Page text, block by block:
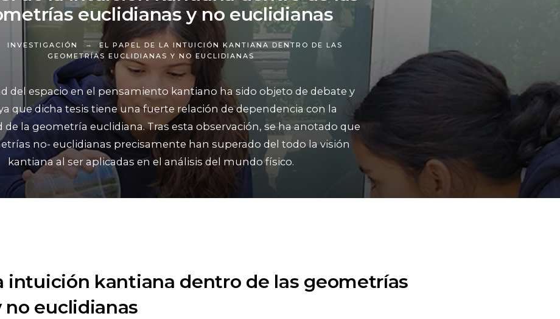
euclidianas y no euclidianas
INVESTIGACIÓN
EL PAPEL DE LA INTUICIÓN KANTIANA DENTRO DE LAS
GEOMETRÍAS EUCLIDIANAS Y NO EUCLIDIANAS
del espacio en el pensamiento kantiano ha sido objeto de debate y
que dicha tesis tiene una fuerte relación de dependencia con la
de la geometría euclidiana. Tras esta observación, se ha anotado que
no- euclidianas precisamente han superado del todo la visión
kantiana al ser aplicadas en el análisis del mundo físico.
intuición kantiana dentro de las geometrías
no euclidianas